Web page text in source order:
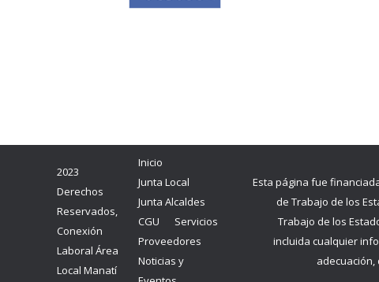
2023
Derechos
Reservados,
Conexión
Laboral Área
Local Manatí
Inicio
Junta Local
Junta Alcaldes
CGU
Servicios
Proveedores
Noticias y
Esta página fue
de Trabajo de los
Trabajo de los
incluida cualquier
adecuación,